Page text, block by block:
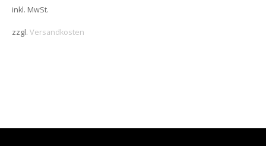
inkl. MwSt.
zzgl. Versandkosten